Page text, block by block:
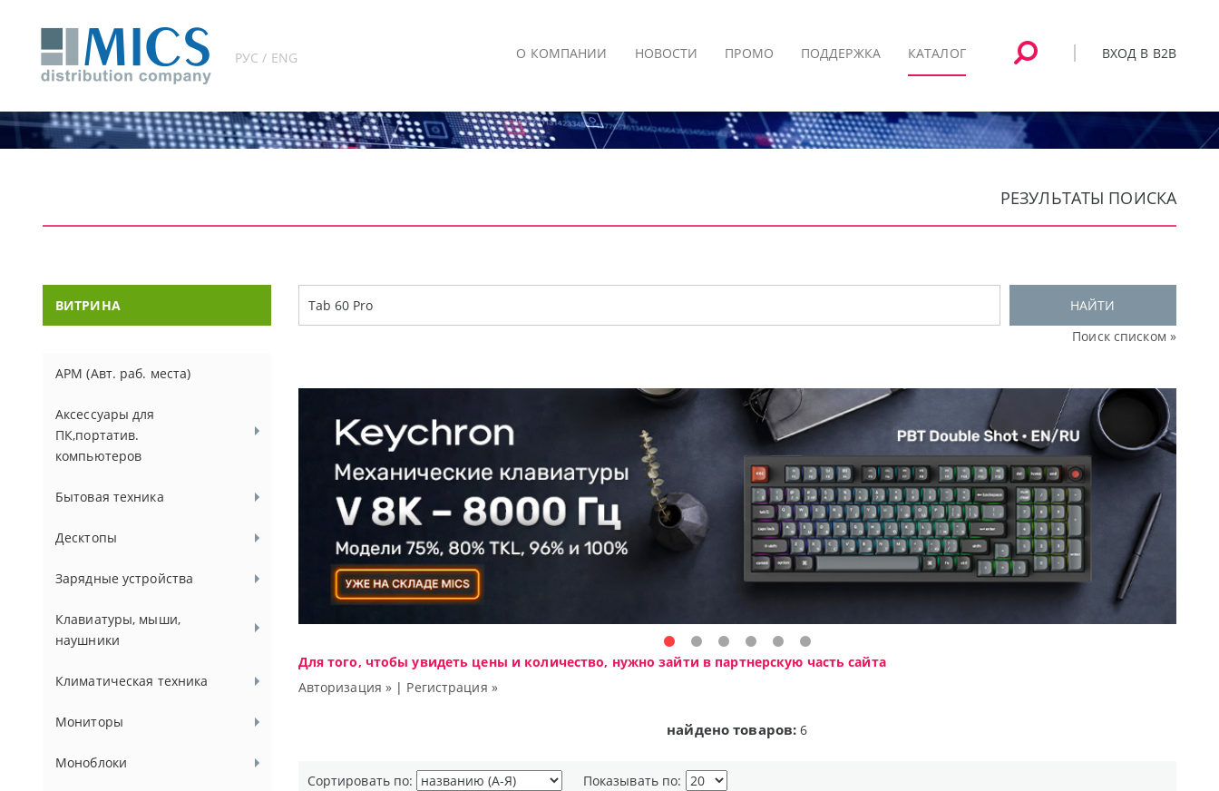
РУС / ENG ВХОД В B2B
О КОМПАНИИ НОВОСТИ ПРОМО ПОДДЕРЖКА КАТАЛОГ
РЕЗУЛЬТАТЫ ПОИСКА
ВИТРИНА
АРМ (Авт. раб. места)
Аксессуары для
ПК,портатив.
компьютеров
Бытовая техника
Десктопы
Зарядные устройства
Клавиатуры, мыши,
наушники
Климатическая техника
Мониторы
Моноблоки
НАЙТИ
Поиск списком »
Для того, чтобы увидеть цены и количество, нужно зайти в партнерскую часть сайта
Авторизация » | Регистрация »
найдено товаров: 6
Сортировать по: Показывать по: